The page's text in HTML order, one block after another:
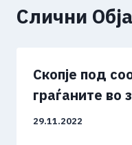
Слични
Скопје под
граѓаните во
29.11.2022